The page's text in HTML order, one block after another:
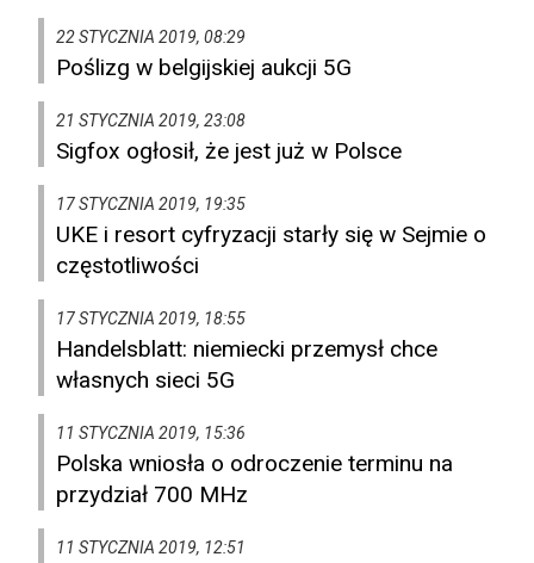
22 STYCZNIA 2019, 08:29
Poślizg w belgijskiej aukcji 5G
21 STYCZNIA 2019, 23:08
Sigfox ogłosił, że jest już w Polsce
17 STYCZNIA 2019, 19:35
UKE i resort cyfryzacji starły się w Sejmie o
częstotliwości
17 STYCZNIA 2019, 18:55
Handelsblatt: niemiecki przemysł chce
własnych sieci 5G
11 STYCZNIA 2019, 15:36
Polska wniosła o odroczenie terminu na
przydział 700 MHz
11 STYCZNIA 2019, 12:51